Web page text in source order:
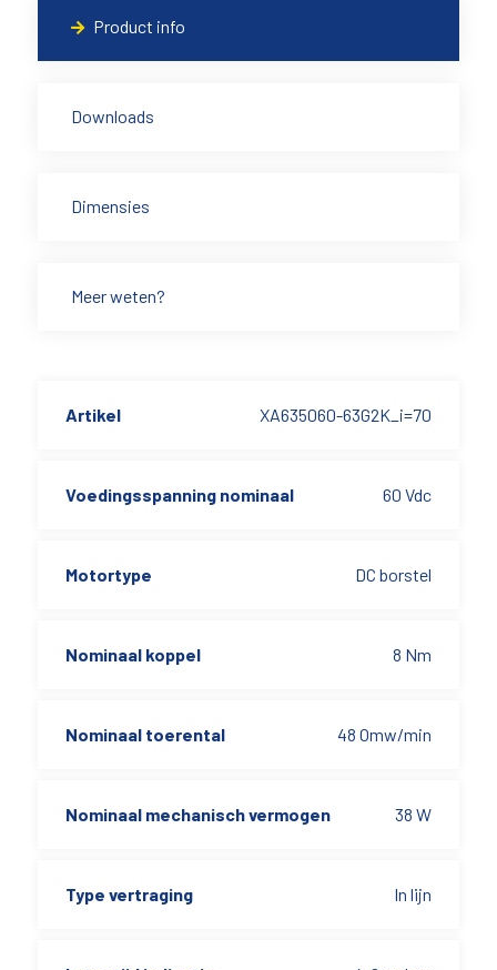
Product info
Downloads
Dimensies
Meer weten?
Artikel XA635060-63G2K_i=70
Voedingsspanning nominaal 60 Vdc
Motortype DC borstel
Nominaal koppel 8 Nm
Nominaal toerental 48 Omw/min
Nominaal mechanisch vermogen 38 W
Type vertraging In lijn